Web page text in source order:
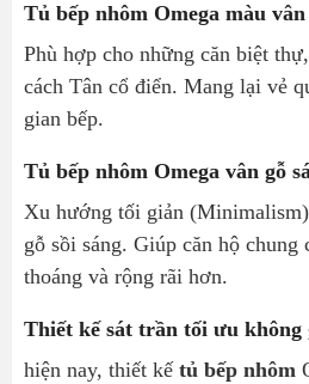
Tủ bếp nhôm Omega màu
Phù hợp cho những căn biệt
cách Tân cổ điển. Mang lại vẻ
gian bếp.
Tủ bếp nhôm Omega vân gỗ
Xu hướng tối giản
gỗ sồi sáng. Giúp căn hộ chung
thoáng và rộng rãi hơn.
Thiết kế sát trần tối ưu không
hiện nay, thiết kế tủ bếp nhôm